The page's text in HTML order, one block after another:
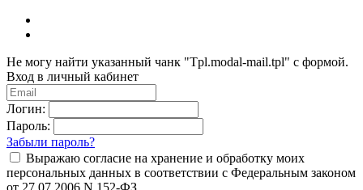
Не могу найти указанный чанк "Tpl.modal-mail.tpl" с формой.
Вход в личный кабинет
Логин:
Пароль:
Забыли пароль?
Выражаю согласие на хранение и обработку моих
персональных данных в соответствии с Федеральным законом
от 27.07.2006 N 152-ФЗ